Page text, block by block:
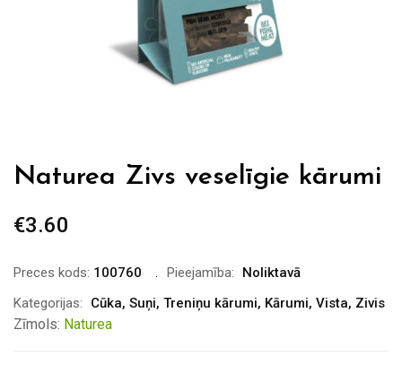
Naturea Zivs veselīgie kārumi
€3.60
Preces kods: 100760 Pieejamība:
Noliktavā
Kategorijas:
Cūka, Suņi, Treniņu kārumi, Kārumi, Vista, Zivis
Zīmols: Naturea